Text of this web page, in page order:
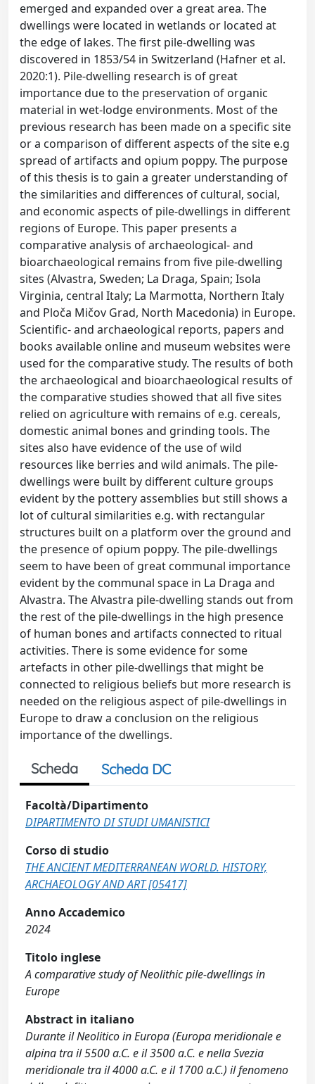
emerged and expanded over a great area. The
dwellings were located in wetlands or located at
the edge of lakes. The first pile-dwelling was
discovered in 1853/54 in Switzerland (Hafner et al.
2020:1). Pile-dwelling research is of great
importance due to the preservation of organic
material in wet-lodge environments. Most of the
previous research has been made on a specific site
or a comparison of different aspects of the site e.g
spread of artifacts and opium poppy. The purpose
of this thesis is to gain a greater understanding of
the similarities and differences of cultural, social,
and economic aspects of pile-dwellings in different
regions of Europe. This paper presents a
comparative analysis of archaeological- and
bioarchaeological remains from five pile-dwelling
sites (Alvastra, Sweden; La Draga, Spain; Isola
Virginia, central Italy; La Marmotta, Northern Italy
and Ploča Mičov Grad, North Macedonia) in Europe.
Scientific- and archaeological reports, papers and
books available online and museum websites were
used for the comparative study. The results of both
the archaeological and bioarchaeological results of
the comparative studies showed that all five sites
relied on agriculture with remains of e.g. cereals,
domestic animal bones and grinding tools. The
sites also have evidence of the use of wild
resources like berries and wild animals. The pile-
dwellings were built by different culture groups
evident by the pottery assemblies but still shows a
lot of cultural similarities e.g. with rectangular
structures built on a platform over the ground and
the presence of opium poppy. The pile-dwellings
seem to have been of great communal importance
evident by the communal space in La Draga and
Alvastra. The Alvastra pile-dwelling stands out from
the rest of the pile-dwellings in the high presence
of human bones and artifacts connected to ritual
activities. There is some evidence for some
artefacts in other pile-dwellings that might be
connected to religious beliefs but more research is
needed on the religious aspect of pile-dwellings in
Europe to draw a conclusion on the religious
importance of the dwellings.
Scheda Scheda DC
Facoltà/Dipartimento
DIPARTIMENTO DI STUDI UMANISTICI
Corso di studio
THE ANCIENT MEDITERRANEAN WORLD. HISTORY,
ARCHAEOLOGY AND ART [05417]
Anno Accademico
2024
Titolo inglese
A comparative study of Neolithic pile-dwellings in
Europe
Abstract in italiano
Durante il Neolitico in Europa (Europa meridionale e
alpina tra il 5500 a.C. e il 3500 a.C. e nella Svezia
meridionale tra il 4000 a.C. e il 1700 a.C.) il fenomeno